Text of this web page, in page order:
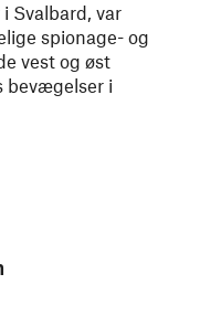
Svalbard, var
spionage- og
vest og øst
bevægelser i